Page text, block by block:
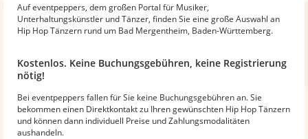
Auf eventpeppers, dem großen Portal für Musiker,
Unterhaltungskünstler und Tänzer, finden Sie eine große Auswahl an
Hip Hop Tänzern rund um Bad Mergentheim, Baden-Württemberg.
Kostenlos. Keine Buchungsgebühren, keine Registrierung
nötig!
Bei eventpeppers fallen für Sie keine Buchungsgebühren an. Sie
bekommen einen Direktkontakt zu Ihren gewünschten Hip Hop Tänzern
und können dann individuell Preise und Zahlungsmodalitäten
aushandeln.